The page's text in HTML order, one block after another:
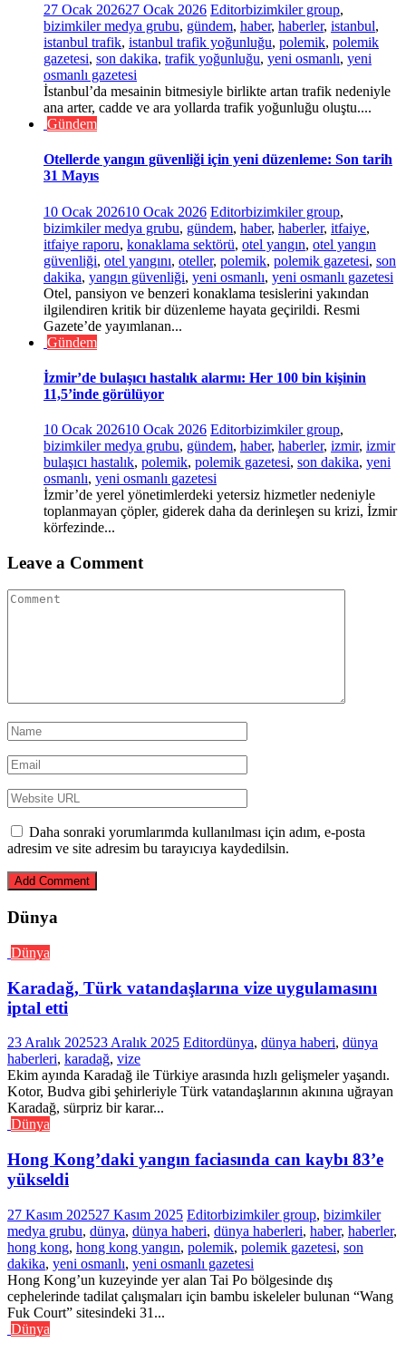
27 Ocak 202627 Ocak 2026 Editorbizimkiler group,
bizimkiler medya grubu, gündem, haber, haberler, istanbul,
istanbul trafik, istanbul trafik yoğunluğu, polemik, polemik
gazetesi, son dakika, trafik yoğunluğu, yeni osmanlı, yeni
osmanlı gazetesi
İstanbul’da mesainin bitmesiyle birlikte artan trafik nedeniyle
ana arter, cadde ve ara yollarda trafik yoğunluğu oluştu....
Gündem
Otellerde yangın güvenliği için yeni düzenleme: Son tarih
31 Mayıs
10 Ocak 202610 Ocak 2026 Editorbizimkiler group,
bizimkiler medya grubu, gündem, haber, haberler, itfaiye,
itfaiye raporu, konaklama sektörü, otel yangın, otel yangın
güvenliği, otel yangını, oteller, polemik, polemik gazetesi, son
dakika, yangın güvenliği, yeni osmanlı, yeni osmanlı gazetesi
Otel, pansiyon ve benzeri konaklama tesislerini yakından
ilgilendiren kritik bir düzenleme hayata geçirildi. Resmi
Gazete’de yayımlanan...
Gündem
İzmir’de bulaşıcı hastalık alarmı: Her 100 bin kişinin
11,5’inde görülüyor
10 Ocak 202610 Ocak 2026 Editorbizimkiler group,
bizimkiler medya grubu, gündem, haber, haberler, izmir, izmir
bulaşıcı hastalık, polemik, polemik gazetesi, son dakika, yeni
osmanlı, yeni osmanlı gazetesi
İzmir’de yerel yönetimlerdeki yetersiz hizmetler nedeniyle
toplanmayan çöpler, giderek daha da derinleşen su krizi, İzmir
körfezinde...
Leave a Comment
Daha sonraki yorumlarımda kullanılması için adım, e-posta
adresim ve site adresim bu tarayıcıya kaydedilsin.
Dünya
Dünya
Karadağ, Türk vatandaşlarına vize uygulamasını
iptal etti
23 Aralık 202523 Aralık 2025 Editordünya, dünya haberi, dünya
haberleri, karadağ, vize
Ekim ayında Karadağ ile Türkiye arasında hızlı gelişmeler yaşandı.
Kotor, Budva gibi şehirleriyle Türk vatandaşlarının akınına uğrayan
Karadağ, sürpriz bir karar...
Dünya
Hong Kong’daki yangın faciasında can kaybı 83’e
yükseldi
27 Kasım 202527 Kasım 2025 Editorbizimkiler group, bizimkiler
medya grubu, dünya, dünya haberi, dünya haberleri, haber, haberler,
hong kong, hong kong yangın, polemik, polemik gazetesi, son
dakika, yeni osmanlı, yeni osmanlı gazetesi
Hong Kong’un kuzeyinde yer alan Tai Po bölgesinde dış
cephelerinde tadilat çalışmaları için bambu iskeleler bulunan “Wang
Fuk Court” sitesindeki 31...
Dünya